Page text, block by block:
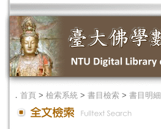
． 首頁 > 檢索系統 > 書目檢索 > 書目明細